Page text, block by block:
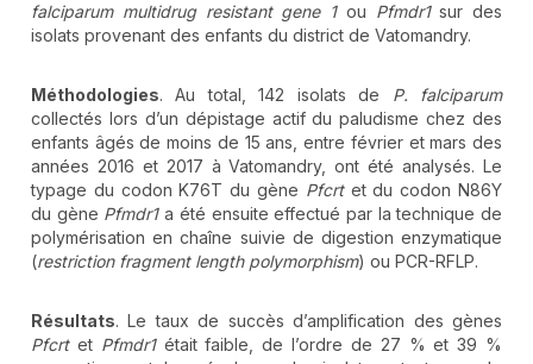
falciparum multidrug resistant gene 1ou Pfmdr1sur des
isolats provenant des enfants du district de Vatomandry.
Méthodologies. Au total, 142 isolats de P. falciparum
collectés lors d’un dépistage actif du paludisme chez des
enfants âgés de moins de 15 ans, entre février et mars des
années 2016 et 2017 à Vatomandry, ont été analysés. Le
typage du codon K76T du gène Pfcrtet du codon N86Y
du gène Pfmdr1a été ensuite effectué par la technique de
polymérisation en chaîne suivie de digestion enzymatique
(restriction fragment length polymorphism) ou PCR-RFLP.
Résultats. Le taux de succès d’amplification des gènes
Pfcrtet Pfmdr1était faible, de l’ordre de 27 % et 39 %